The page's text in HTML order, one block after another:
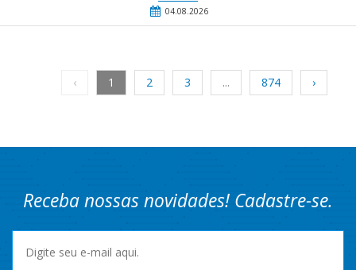
04.08.2026
‹ 1 2 3 ... 874 ›
Receba nossas novidades! Cadastre-se.